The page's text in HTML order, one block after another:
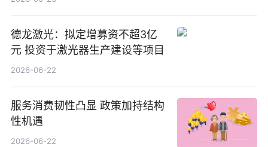
德龙激光：拟定增募资不超3亿
元 投资于激光器生产建设等项目
2026-06-22
服务消费韧性凸显 政策加持结构
性机遇
2026-06-22